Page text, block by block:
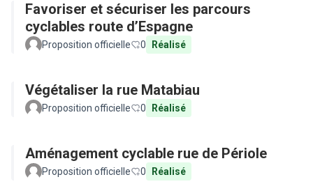
Favoriser et sécuriser les parcours
cyclables route d’Espagne
Proposition officielle 0 Réalisé
Végétaliser la rue Matabiau
Proposition officielle 0 Réalisé
Aménagement cyclable rue de Périole
Proposition officielle 0 Réalisé